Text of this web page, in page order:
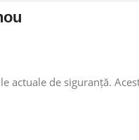
de siguranță.